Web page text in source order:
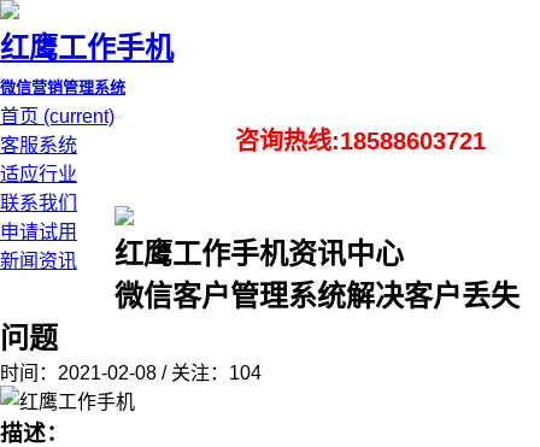
红鹰工作手机
微信营销管理系统
首页 (current)
客服系统
适应行业
联系我们
申请试用
新闻资讯
咨询热线:18588603721
红鹰工作手机资讯中心
微信客户管理系统解决客户丢失
问题
时间：2021-02-08 / 关注：104
描述：